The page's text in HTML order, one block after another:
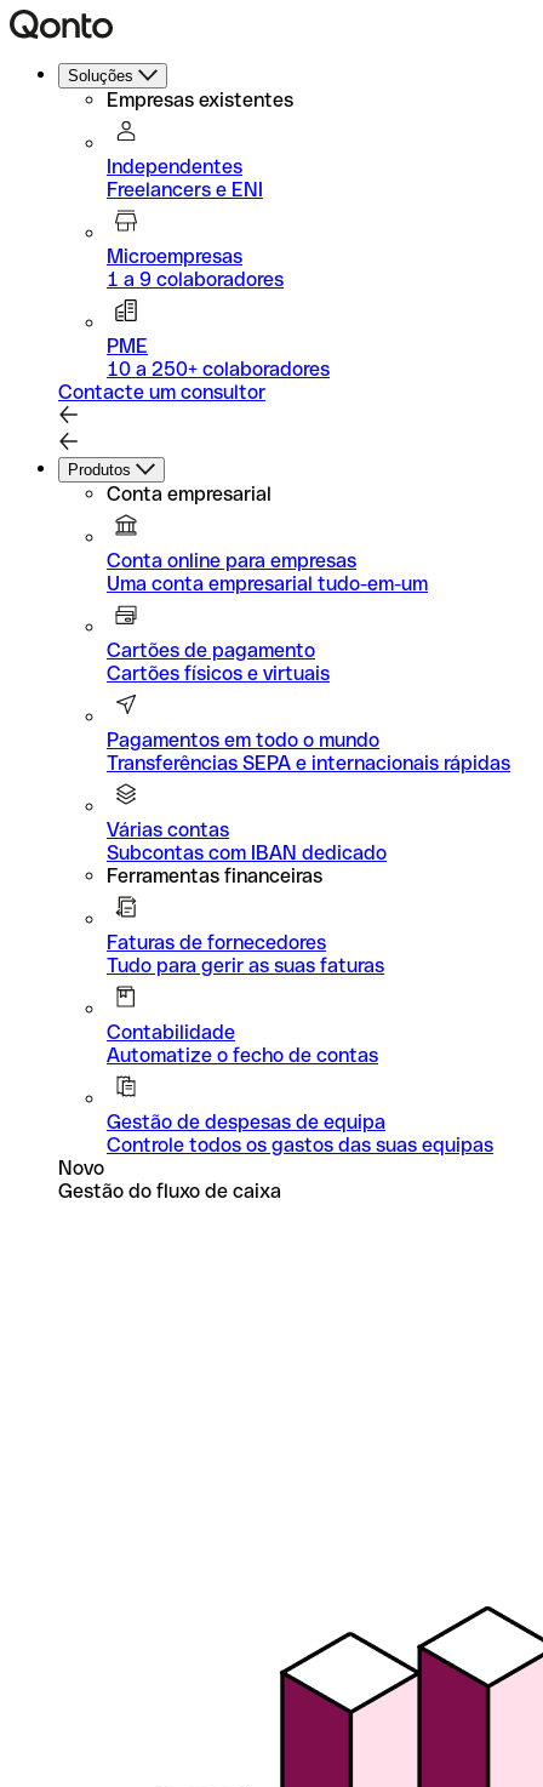
Soluções
Empresas existentes
Independentes
Freelancers e ENI
Microempresas
1 a 9 colaboradores
PME
10 a 250+ colaboradores
Contacte um consultor
Produtos
Conta empresarial
Conta online para empresas
Uma conta empresarial tudo-em-um
Cartões de pagamento
Cartões físicos e virtuais
Pagamentos em todo o mundo
Transferências SEPA e internacionais rápidas
Várias contas
Subcontas com IBAN dedicado
Ferramentas financeiras
Faturas de fornecedores
Tudo para gerir as suas faturas
Contabilidade
Automatize o fecho de contas
Gestão de despesas de equipa
Controle todos os gastos das suas equipas
Novo
Gestão do fluxo de caixa